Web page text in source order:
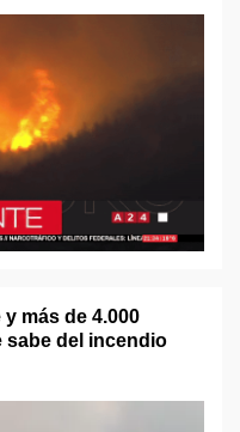
más de 4.000
sabe del incendio